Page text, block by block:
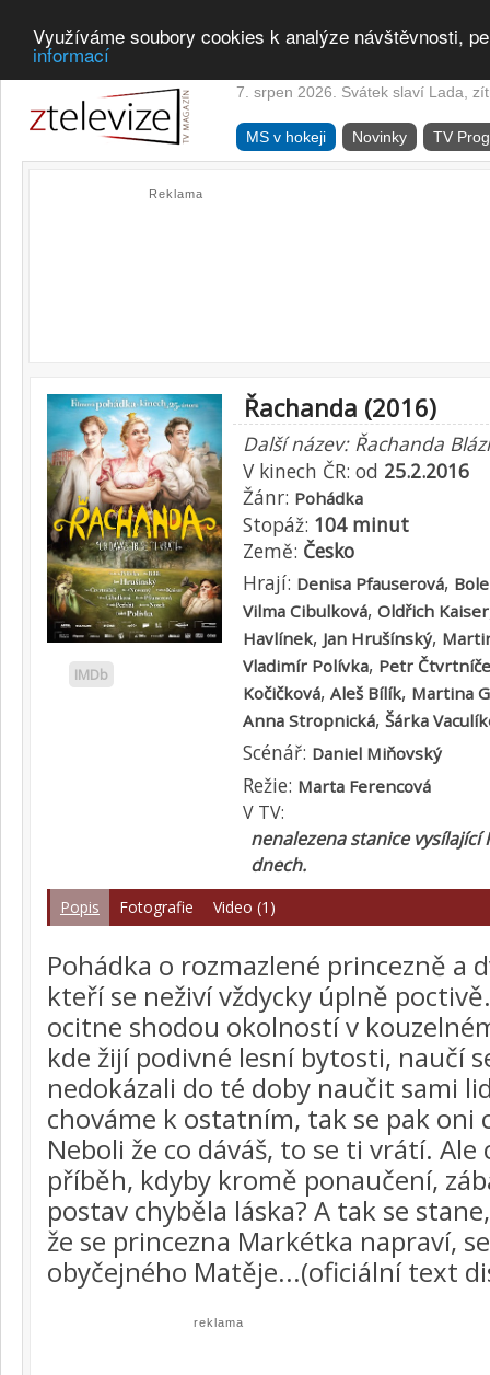
Využíváme soubory cookies k analýze návštěvnosti,
informací
7. srpen 2026. Svátek slaví Lada,
MS v hokeji Novinky TV
Reklama
IMDb
Řachanda (2016)
Další název: Řachanda
V kinech ČR: od 25.2.2016
Žánr: Pohádka
Stopáž: 104 minut
Země: Česko
Hrají: Denisa Pfauserová,
Vilma Cibulková, Oldřich Kaiser
Havlínek, Jan Hrušínský,
Vladimír Polívka, Petr
Kočičková, Aleš Bílík, Martina
Anna Stropnická, Šárka
Scénář: Daniel Miňovský
Režie: Marta Ferencová
V TV:
nenalezena stanice vysílající
dnech.
Popis Fotografie Video (1)
Pohádka o rozmazlené princezně a
kteří se neživí vždycky úplně
ocitne shodou okolností v
kde žijí podivné lesní bytosti, naučí
nedokázali do té doby naučit sami
chováme k ostatním, tak se pak oni
Neboli že co dáváš, to se ti vrátí. Ale
příběh, kdyby kromě ponaučení,
postav chyběla láska? A tak se
že se princezna Markétka napraví,
obyčejného Matěje...(oficiální text
reklama